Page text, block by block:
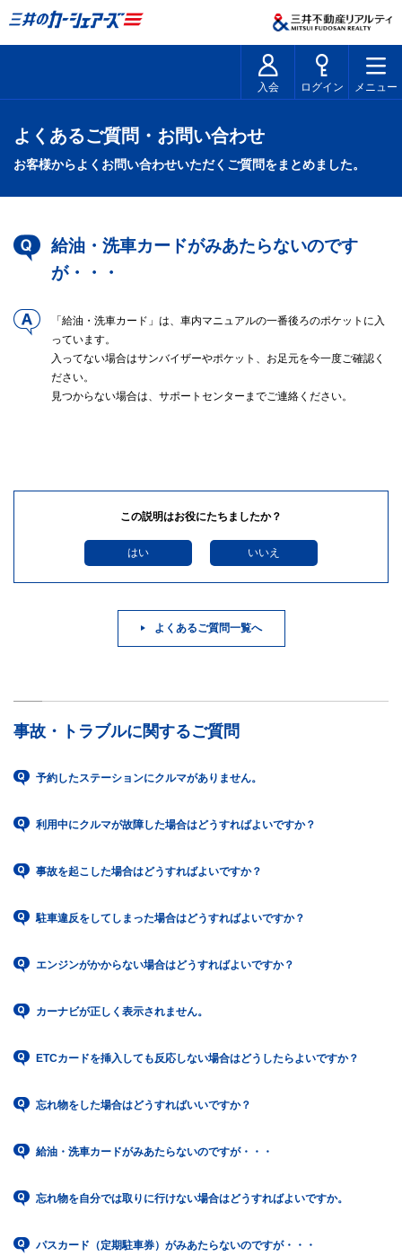
入会 ログイン メニュー
よくあるご質問・お問い合わせ
お客様からよくお問い合わせいただくご質問をまとめました。
給油・洗車カードがみあたらないのです
が・・・
「給油・洗車カード」は、車内マニュアルの一番後ろのポケットに入
っています。
入ってない場合はサンバイザーやポケット、お足元を今一度ご確認く
ださい。
見つからない場合は、サポートセンターまでご連絡ください。
この説明はお役にたちましたか？
はい いいえ
よくあるご質問一覧へ
事故・トラブルに関するご質問
予約したステーションにクルマがありません。
利用中にクルマが故障した場合はどうすればよいですか？
事故を起こした場合はどうすればよいですか？
駐車違反をしてしまった場合はどうすればよいですか？
エンジンがかからない場合はどうすればよいですか？
カーナビが正しく表示されません。
ETCカードを挿入しても反応しない場合はどうしたらよいですか？
忘れ物をした場合はどうすればいいですか？
給油・洗車カードがみあたらないのですが・・・
忘れ物を自分では取りに行けない場合はどうすればよいですか。
パスカード（定期駐車券）がみあたらないのですが・・・